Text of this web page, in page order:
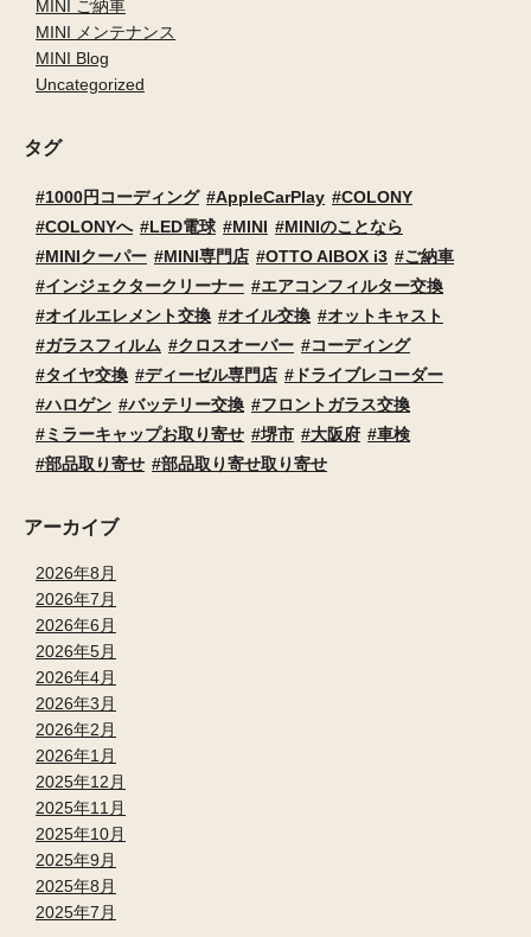
MINI ご納車
MINI メンテナンス
MINI Blog
Uncategorized
タグ
1000円コーディング AppleCarPlay
COLONY
COLONYへ
LED電球 MINI
MINIのことなら
MINIクーパー
MINI専門店 OTTO AIBOX i3
ご納車
インジェクタークリーナー
エアコンフィルター交換
オイルエレメント交換
オイル交換
オットキャスト
ガラスフィルム
クロスオーバー
コーディング
タイヤ交換
ディーゼル専門店
ドライブレコーダー
ハロゲン
バッテリー交換
フロントガラス交換
ミラーキャップお取り寄せ
堺市 大阪府
車検
部品取り寄せ
部品取り寄せ取り寄せ
アーカイブ
2026年8月
2026年7月
2026年6月
2026年5月
2026年4月
2026年3月
2026年2月
2026年1月
2025年12月
2025年11月
2025年10月
2025年9月
2025年8月
2025年7月